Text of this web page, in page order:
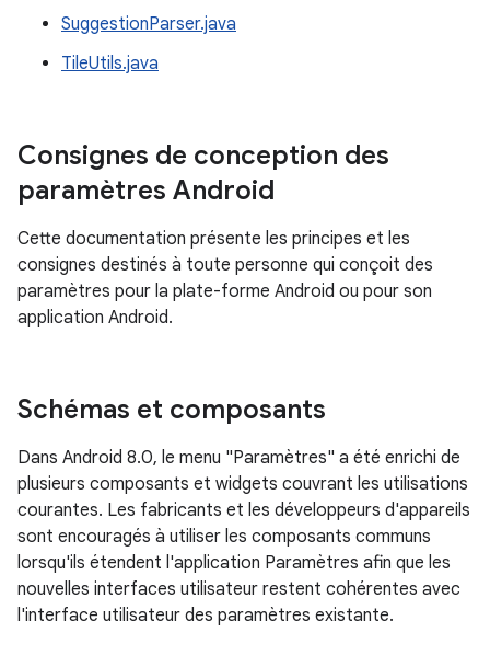
SuggestionParser.java
TileUtils.java
Consignes de conception des
paramètres Android
Cette documentation présente les principes et les
consignes destinés à toute personne qui conçoit des
paramètres pour la plate-forme Android ou pour son
application Android.
Schémas et composants
Dans Android 8.0, le menu "Paramètres" a été enrichi de
plusieurs composants et widgets couvrant les utilisations
courantes. Les fabricants et les développeurs d'appareils
sont encouragés à utiliser les composants communs
lorsqu'ils étendent l'application Paramètres afin que les
nouvelles interfaces utilisateur restent cohérentes avec
l'interface utilisateur des paramètres existante.